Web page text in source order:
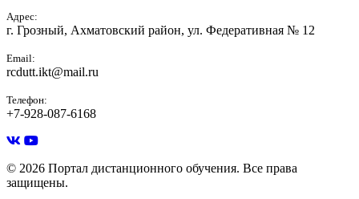
Адрес:
г. Грозный, Ахматовский район, ул. Федеративная № 12
Email:
rcdutt.ikt@mail.ru
Телефон:
+7-928-087-6168
© 2026 Портал дистанционного обучения. Все права
защищены.